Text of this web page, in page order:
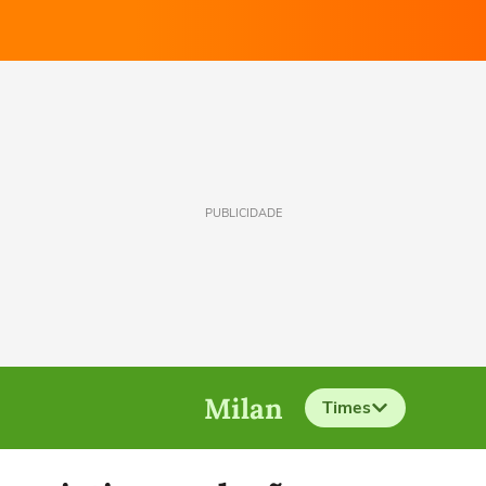
PUBLICIDADE
Milan Times